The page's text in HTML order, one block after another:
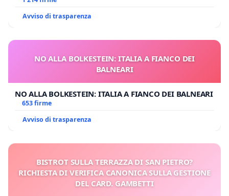
Avviso di trasparenza
NO ALLA BOLKESTEIN: ITALIA A FIANCO DEI
BALNEARI
NO ALLA BOLKESTEIN: ITALIA A FIANCO DEI BALNEARI
653 firme
Avviso di trasparenza
BISTROT SULLA TERRAZZA DI SAN PIETRO?
RICHIESTA DI VERIFICA CANONICA SULLA GESTIONE
DEL CARD. GAMBETTI